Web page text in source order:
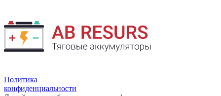
Политика
конфиденциальности